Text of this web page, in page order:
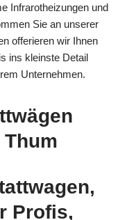
Infrarotheizungen und
Sie an unserer
offerieren wir Ihnen
ins kleinste Detail
Unternehmen.
Profis,